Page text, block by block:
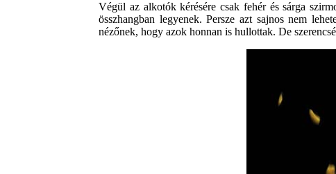
Végül az alkotók kérésére csak fehér és sárga
összhangban legyenek. Persze azt sajnos nem
nézőnek, hogy azok honnan is hullottak. De